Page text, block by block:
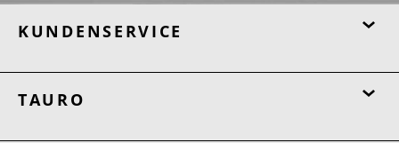
KUNDENSERVICE
TAURO